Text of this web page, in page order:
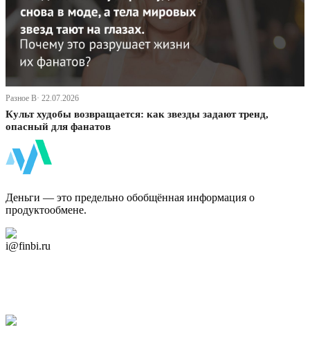
Разное В· 22.07.2026
Культ худобы возвращается: как звезды задают тренд,
опасный для фанатов
Деньги — это предельно обобщённая информация о
продуктообмене.
i@finbi.ru